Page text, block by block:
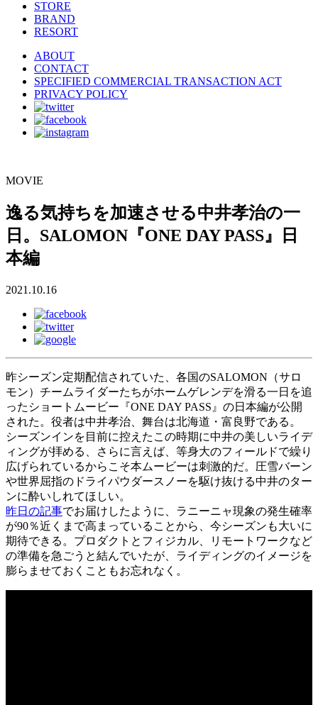
STORE
BRAND
RESORT
ABOUT
CONTACT
SPECIFIED COMMERCIAL TRANSACTION ACT
PRIVACY POLICY
MOVIE
逸る気持ちを加速させる中井孝治の一
日。SALOMON『ONE DAY PASS』日
本編
2021.10.16
昨シーズン定期配信されていた、各国のSALOMON（サロ
モン）チームライダーたちがホームゲレンデを滑る一日を追
ったショートムービー『ONE DAY PASS』の日本編が公開
された。役者は中井孝治、舞台は北海道・富良野である。
シーズンインを目前に控えたこの時期に中井の美しいライデ
ィングが拝める、さらに言えば、等身大のフィールドで繰り
広げられているからこそ本ムービーは刺激的だ。圧雪バーン
や世界屈指のドライパウダースノーを駆け抜ける中井のター
ンに酔いしれてほしい。
昨日の記事でお届けしたように、ラニーニャ現象の発生確率
が90％近くまで高まっていることから、今シーズンも大いに
期待できる。プロダクトとフィジカル、リモートワークなど
の準備を急ごうと結んでいたが、ライディングのイメージを
膨らませておくこともお忘れなく。